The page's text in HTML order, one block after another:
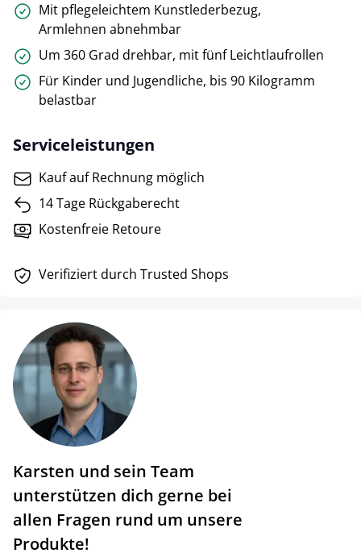
Mit pflegeleichtem Kunstlederbezug,
Armlehnen abnehmbar
Um 360 Grad drehbar, mit fünf Leichtlaufrollen
Für Kinder und Jugendliche, bis 90 Kilogramm
belastbar
Serviceleistungen
Kauf auf Rechnung möglich
14 Tage Rückgaberecht
Kostenfreie Retoure
Verifiziert durch Trusted Shops
Karsten und sein Team
unterstützen dich gerne bei
allen Fragen rund um unsere
Produkte!